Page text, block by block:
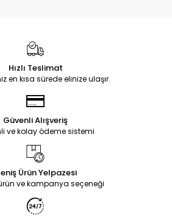
Hızlı Teslimat
en kısa sürede elinize ulaşır.
Güvenli Alışveriş
ve kolay ödeme sistemi
Ürün Yelpazesi
ve kampanya seçeneği